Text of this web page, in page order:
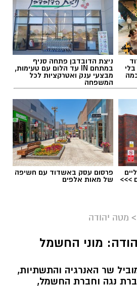
ניצת הדובדבן פתחה סניף
במתחם IN עד הלום עם טעימות,
מבצעי ענק ואטרקציות לכל
המשפחה
>>>
פרסום עסק באשדוד עם חשיפה
של מאות אלפים
> מטה יהודה
מוני החשמל
שר האנרגיה והתשתיות,
נגה וחברת החשמל,